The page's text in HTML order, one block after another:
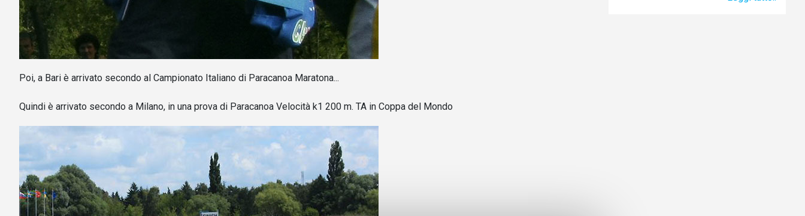
Poi, a Bari è arrivato secondo al Campionato Italiano di Paracanoa Maratona...
Quindi è arrivato secondo a Milano, in una prova di Paracanoa Velocità k1 200 m. TA in Coppa del Mondo